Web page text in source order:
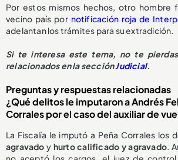
Por estos mismos hechos, otro hombre
vecino país por notificación roja de
adelantan los trámites para su extradición.
Si te interesa este tema, no te
relacionados en la secciónJudicial.
Preguntas y respuestas relacionadas
¿Qué delitos le imputaron a Andrés
Corrales por el caso del auxiliar de
La Fiscalía le imputó a Peña Corrales los
agravado y hurto calificado y agravado.